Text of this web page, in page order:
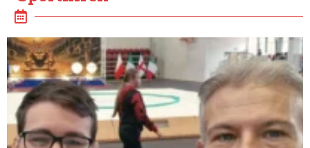
Egyre több magyar turista fedezi fel Temesvárt
2026.07.28.